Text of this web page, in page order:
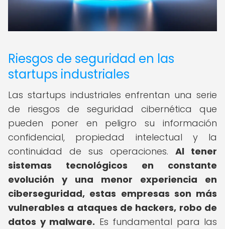
Riesgos de seguridad en las
startups industriales
Las startups industriales enfrentan una serie
de riesgos de seguridad cibernética que
pueden poner en peligro su información
confidencial, propiedad intelectual y la
continuidad de sus operaciones. Al tener
sistemas tecnológicos en constante
evolución y una menor experiencia en
ciberseguridad, estas empresas son más
vulnerables a ataques de hackers, robo de
datos y malware. Es fundamental para las